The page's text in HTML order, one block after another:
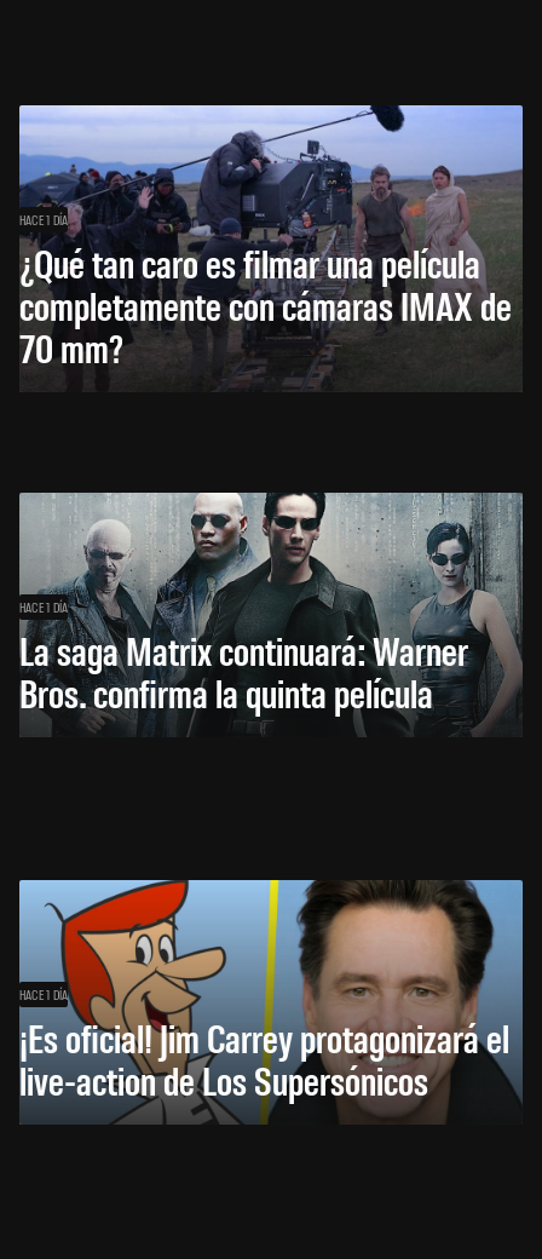
HACE 1 DÍA
¿Qué tan caro es filmar una película
completamente con cámaras IMAX de
70 mm?
HACE 1 DÍA
La saga Matrix continuará: Warner
Bros. confirma la quinta película
HACE 1 DÍA
¡Es oficial! Jim Carrey protagonizará el
live-action de Los Supersónicos